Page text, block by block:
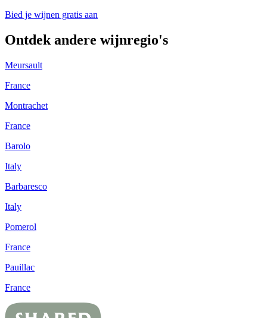
Bied je wijnen gratis aan
Ontdek andere wijnregio's
Meursault
France
Montrachet
France
Barolo
Italy
Barbaresco
Italy
Pomerol
France
Pauillac
France